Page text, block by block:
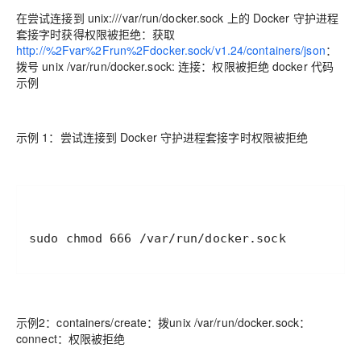
在尝试连接到 unix:///var/run/docker.sock 上的 Docker 守护进程
套接字时获得权限被拒绝：获取
http://%2Fvar%2Frun%2Fdocker.sock/v1.24/containers/json：
拨号 unix /var/run/docker.sock: 连接：权限被拒绝 docker 代码
示例
示例 1：尝试连接到 Docker 守护进程套接字时权限被拒绝
sudo chmod 666 /var/run/docker.sock
示例2：containers/create：拨unix /var/run/docker.sock：
connect：权限被拒绝